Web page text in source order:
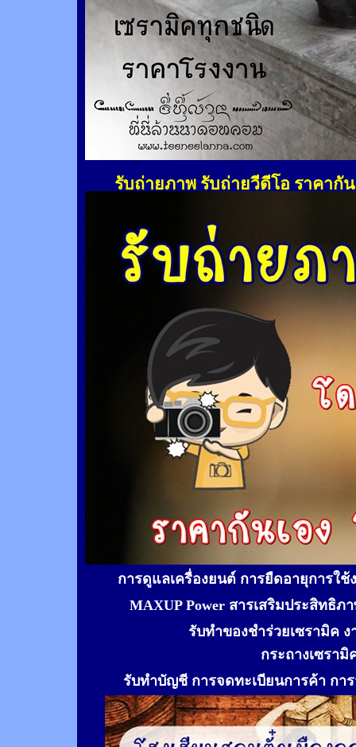
รับถ่ายภาพ รับถ่ายวีดีโอ ราคากั
การดูแลเครื่องยนต์ การยืดอายุการใ
MAXUP Power สารเสริมประสิทธิ
รับทำของชำร่วยเซรามิค
กระถางเซรา
รับทำบัญชี การจดทะเบียนการค้า กา